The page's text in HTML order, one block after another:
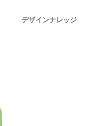
デザインナレッジ